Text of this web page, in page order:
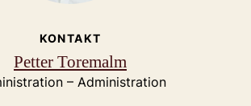
KONTAKT
Petter Toremalm
– Administration